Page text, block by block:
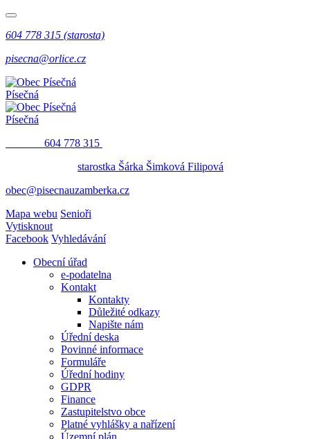
604 778 315 (starosta)
pisecna@orlice.cz
Písečná
Písečná
604 778 315
starostka Šárka Šimková Filipová
obec@pisecnauzamberka.cz
Mapa webu Senioři
Vytisknout
Facebook Vyhledávání
Obecní úřad
e-podatelna
Kontakt
Kontakty
Důležité odkazy
Napište nám
Úřední deska
Povinné informace
Formuláře
Úřední hodiny
GDPR
Finance
Zastupitelstvo obce
Platné vyhlášky a nařízení
Územní plán